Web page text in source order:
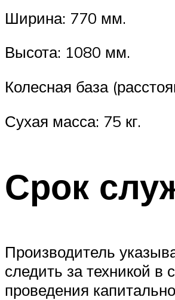
Ширина: 770 мм.
Высота: 1080 мм.
Колесная база
Сухая масса: 75 кг.
Срок
Производитель
следить за техникой в
проведения